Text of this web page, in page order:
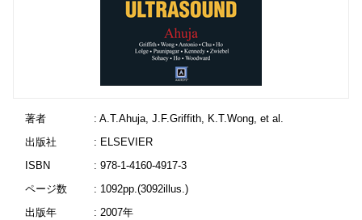
著者
: A.T.Ahuja, J.F.Griffith, K.T.Wong, et al.
出版社
: ELSEVIER
ISBN
: 978-1-4160-4917-3
ページ数
: 1092pp.(3092illus.)
出版年
: 2007年